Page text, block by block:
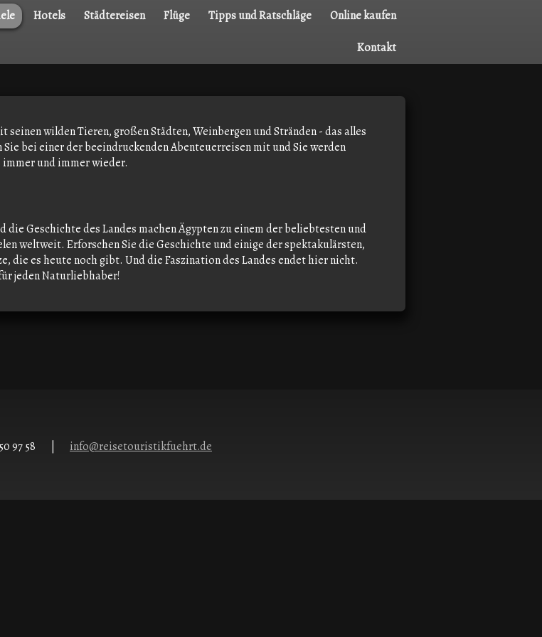
Hotels Städtereisen Flüge Tipps und Ratschläge Online kaufen
Kontakt
seinen wilden Tieren, großen Städten, Weinbergen und Stränden - das alles
Sie bei einer der beeindruckenden Abenteuerreisen mit und Sie werden
und immer wieder.
die Geschichte des Landes machen Ägypten zu einem der beliebtesten und
weltweit. Erforschen Sie die Geschichte und einige der spektakulärsten,
die es heute noch gibt. Und die Faszination des Landes endet hier nicht.
jeden Naturliebhaber!
50 97 58 | info@reisetouristikfuehrt.de